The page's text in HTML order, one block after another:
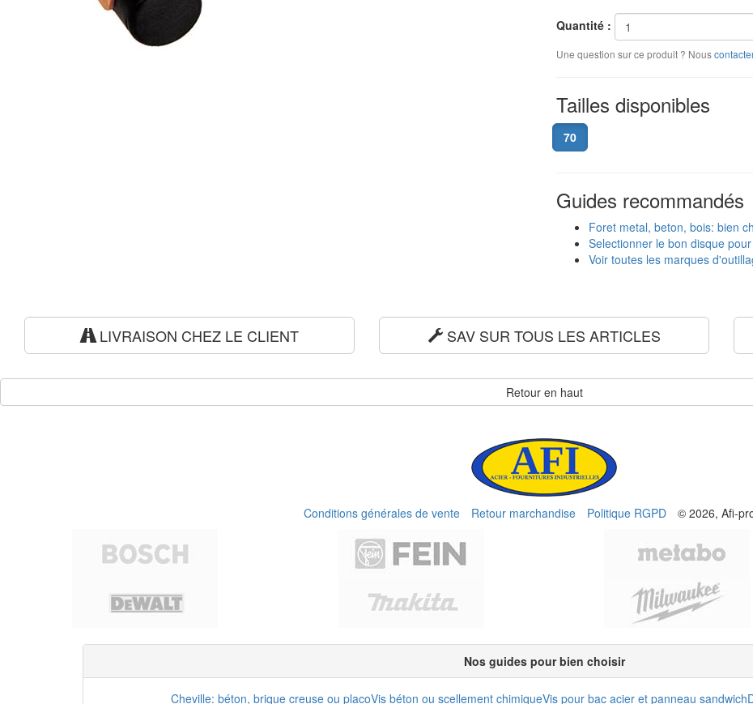
Quantité :
Une question sur ce produit ? Nouscontacter
Tailles disponibles
70
Guides recommandés
Foret metal, beton, bois: bien
Selectionner le bon disque
Voir toutes les marques
LIVRAISON CHEZ LE CLIENT SAV SUR TOUS LES ARTICLES
Retour en haut
Conditions générales de vente Retour marchandise Politique RGPD © 2026, Afi-
Nos guides pour bien choisir
Cheville: béton, brique creuse ou placoVis béton ou scellement chimiqueVis pour bac acier et panneau sandwich